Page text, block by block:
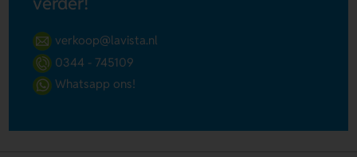
verkoop@lavista.nl
0344 - 745109
Whatsapp ons!